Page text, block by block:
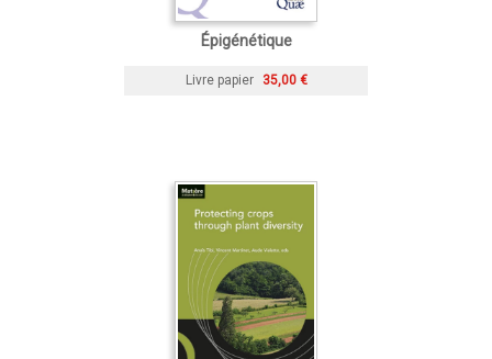
Épigénétique
Livre papier 35,00 €